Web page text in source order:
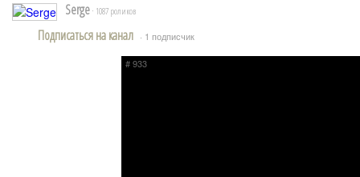
Serge · 1087 роликов
Подписаться на канал · 1 подписчик
# 933